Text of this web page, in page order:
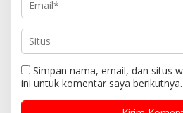
Simpan nama, email, dan situs
ini untuk komentar saya berikutnya.